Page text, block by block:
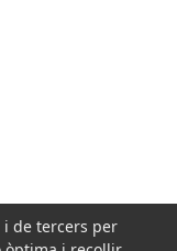
i de tercers per